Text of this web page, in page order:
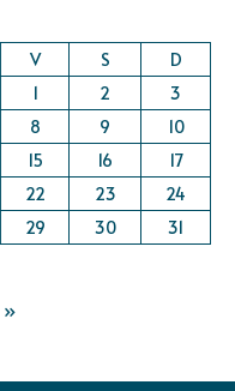
V S
D
1
2
3
8 9
10
15 16
17
22 23
24
29 30 31
»